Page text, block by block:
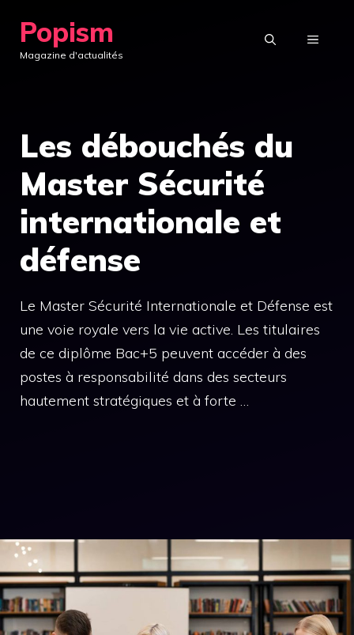
contenu
Popism
Magazine d'actualités
MENU
Les débouchés du
Master Sécurité
internationale et
défense
Le Master Sécurité Internationale et Défense est
une voie royale vers la vie active. Les titulaires
de ce diplôme Bac+5 peuvent accéder à des
postes à responsabilité dans des secteurs
hautement stratégiques et à forte …